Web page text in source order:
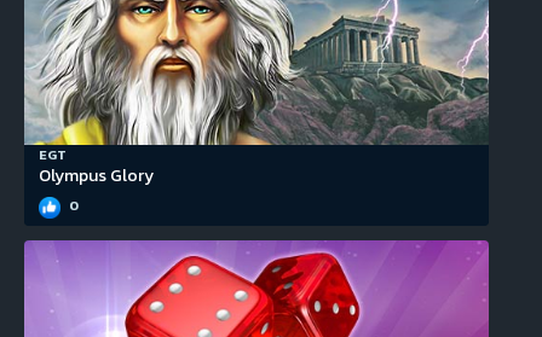
EGT
Olympus Glory
0